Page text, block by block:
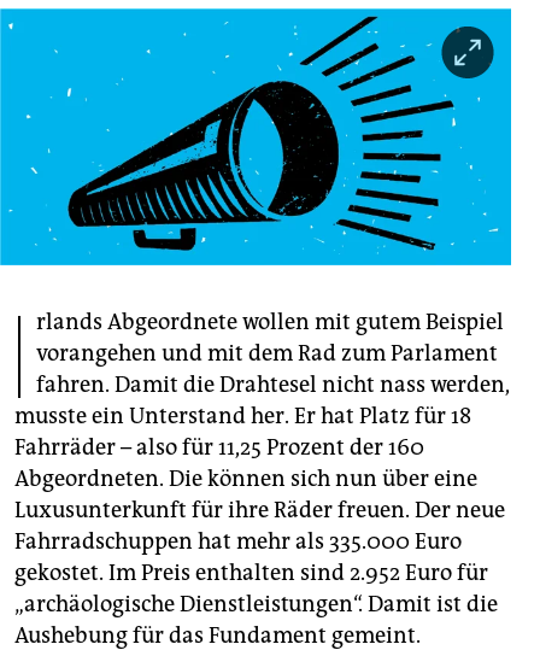
verlag
verlag
veranstaltungen
fragen & hilfe
genossenschaft
epaper login
I rlands Abgeordnete wollen mit gutem Beispiel
vorangehen und mit dem Rad zum Parlament
fahren. Damit die Drahtesel nicht nass werden,
musste ein Unterstand her. Er hat Platz für 18
Fahrräder – also für 11,25 Prozent der 160
Abgeordneten. Die können sich nun über eine
Luxusunterkunft für ihre Räder freuen. Der neue
Fahrradschuppen hat mehr als 335.000 Euro
gekostet. Im Preis enthalten sind 2.952 Euro für
„archäologische Dienstleistungen“. Damit ist die
Aushebung für das Fundament gemeint.